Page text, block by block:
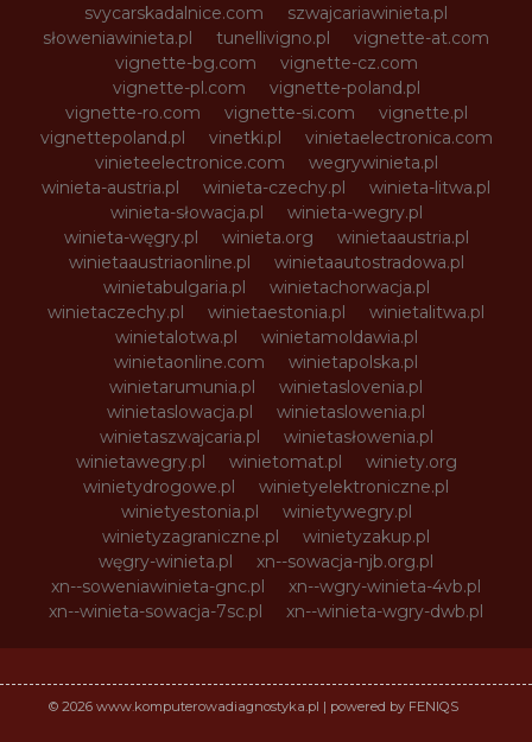
svycarskadalnice.com
szwajcariawinieta.pl
słoweniawinieta.pl
tunellivigno.pl
vignette-at.com
vignette-bg.com
vignette-cz.com
vignette-pl.com
vignette-poland.pl
vignette-ro.com
vignette-si.com
vignette.pl
vignettepoland.pl
vinetki.pl
vinietaelectronica.com
vinieteelectronice.com
wegrywinieta.pl
winieta-austria.pl
winieta-czechy.pl
winieta-litwa.pl
winieta-słowacja.pl
winieta-wegry.pl
winieta-węgry.pl
winieta.org
winietaaustria.pl
winietaaustriaonline.pl
winietaautostradowa.pl
winietabulgaria.pl
winietachorwacja.pl
winietaczechy.pl
winietaestonia.pl
winietalitwa.pl
winietalotwa.pl
winietamoldawia.pl
winietaonline.com
winietapolska.pl
winietarumunia.pl
winietaslovenia.pl
winietaslowacja.pl
winietaslowenia.pl
winietaszwajcaria.pl
winietasłowenia.pl
winietawegry.pl
winietomat.pl
winiety.org
winietydrogowe.pl
winietyelektroniczne.pl
winietyestonia.pl
winietywegry.pl
winietyzagraniczne.pl
winietyzakup.pl
węgry-winieta.pl
xn--sowacja-njb.org.pl
xn--soweniawinieta-gnc.pl
xn--wgry-winieta-4vb.pl
xn--winieta-sowacja-7sc.pl
xn--winieta-wgry-dwb.pl
© 2026 www.komputerowadiagnostyka.pl | powered by FENIQS